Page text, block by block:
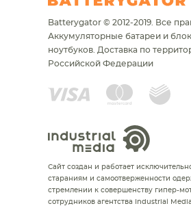
Batterygator © 2012-2019. Все
Аккумуляторные батареи и
ноутбуков. Доставка по
Российской Федерации
Сайт создан и работает
стараниям и самоотверженности
стремлении к совершенству гипер-
сотрудников агентства Industrial Media